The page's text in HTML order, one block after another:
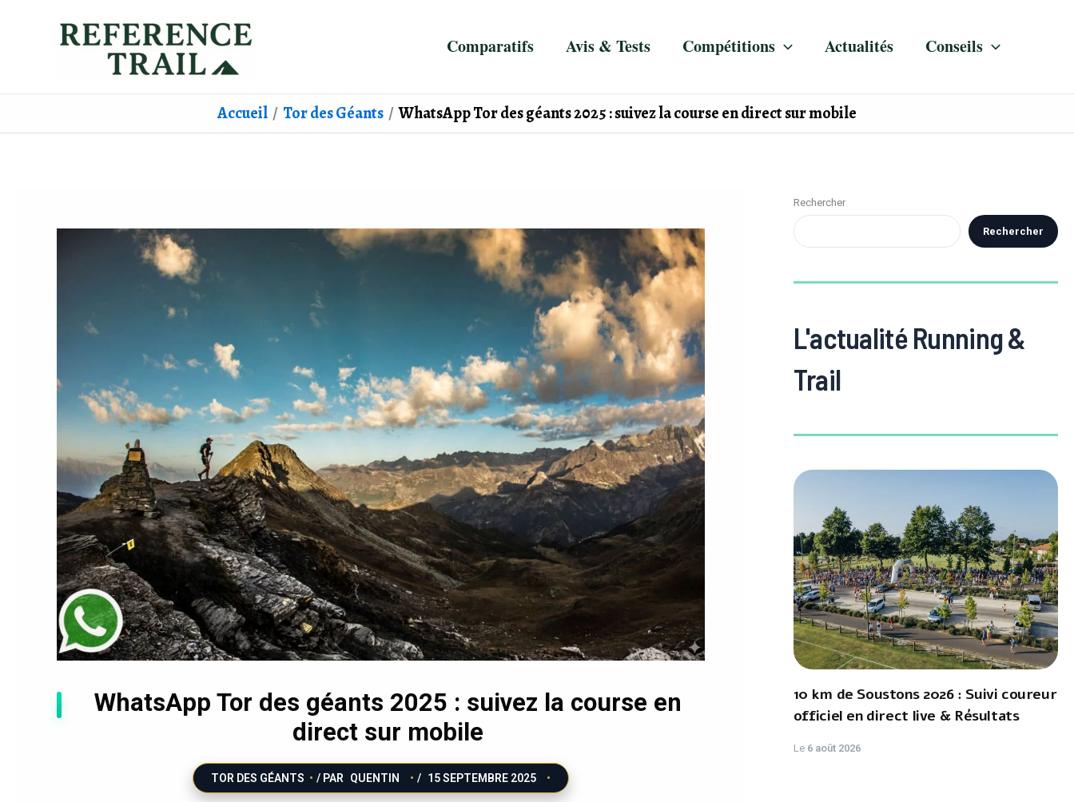
Comparatifs Avis & Tests Compétitions Actualités Conseils
Accueil Tor des Géants WhatsApp Tor des géants 2025 : suivez la course en direct sur mobile
WhatsApp Tor des géants 2025 : suivez la course en
direct sur mobile
TOR DES GÉANTS / PAR QUENTIN / 15 SEPTEMBRE 2025
Rechercher
Rechercher
L'actualité Running &
Trail
10 km de Soustons 2026 : Suivi coureur
officiel en direct live & Résultats
Le 6 août 2026